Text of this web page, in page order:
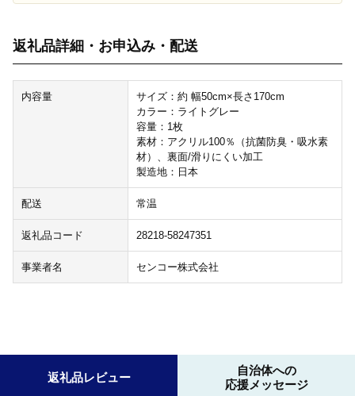
返礼品詳細・お申込み・配送
内容量
サイズ：約 幅50cm×長さ170cm
カラー：ライトグレー
容量：1枚
素材：アクリル100％（抗菌防臭・吸水素
材）、裏面/滑りにくい加工
製造地：日本
配送 常温
返礼品コード 28218-58247351
事業者名 センコー株式会社
返礼品レビュー
自治体への
応援メッセージ